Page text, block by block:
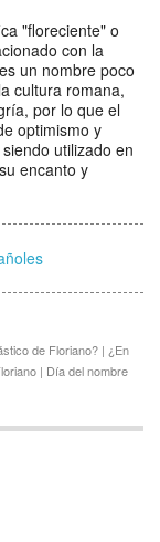
"floreciente" o
con la
un nombre poco
cultura romana,
por lo que el
optimismo y
utilizado en
encanto y
de Floriano? | ¿En
| Día del nombre